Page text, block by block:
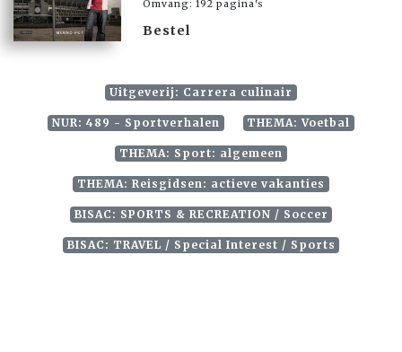
Omvang: 192 pagina's
Bestel
Uitgeverij: Carrera culinair
NUR: 489 - Sportverhalen THEMA: Voetbal
THEMA: Sport: algemeen
THEMA: Reisgidsen: actieve vakanties
BISAC: SPORTS & RECREATION / Soccer
BISAC: TRAVEL / Special Interest / Sports